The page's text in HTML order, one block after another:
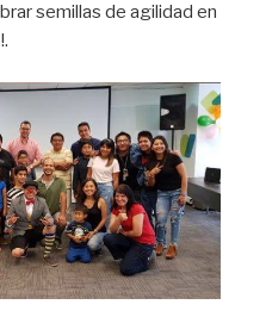
semillas de agilidad en